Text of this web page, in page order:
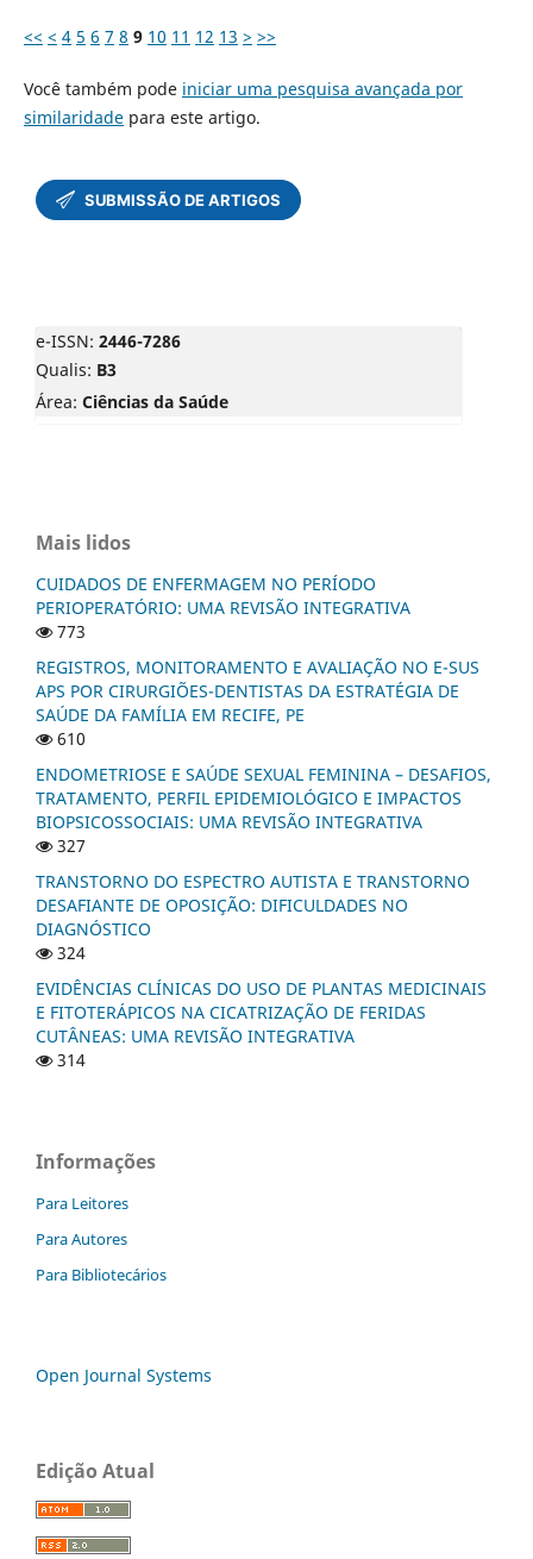
<< < 4 5 6 7 8 9 10 11 12 13 > >>
Você também pode iniciar uma pesquisa avançada por
similaridadepara este artigo.
e-ISSN: 2446-7286
Qualis: B3
Área: Ciências da Saúde
Mais lidos
CUIDADOS DE ENFERMAGEM NO PERÍODO
PERIOPERATÓRIO: UMA REVISÃO INTEGRATIVA
773
REGISTROS, MONITORAMENTO E AVALIAÇÃO NO E-SUS
APS POR CIRURGIÕES-DENTISTAS DA ESTRATÉGIA DE
SAÚDE DA FAMÍLIA EM RECIFE, PE
610
ENDOMETRIOSE E SAÚDE SEXUAL FEMININA – DESAFIOS,
TRATAMENTO, PERFIL EPIDEMIOLÓGICO E IMPACTOS
BIOPSICOSSOCIAIS: UMA REVISÃO INTEGRATIVA
327
TRANSTORNO DO ESPECTRO AUTISTA E TRANSTORNO
DESAFIANTE DE OPOSIÇÃO: DIFICULDADES NO
DIAGNÓSTICO
324
EVIDÊNCIAS CLÍNICAS DO USO DE PLANTAS MEDICINAIS
E FITOTERÁPICOS NA CICATRIZAÇÃO DE FERIDAS
CUTÂNEAS: UMA REVISÃO INTEGRATIVA
314
Informações
Para Leitores
Para Autores
Para Bibliotecários
Open Journal Systems
Edição Atual